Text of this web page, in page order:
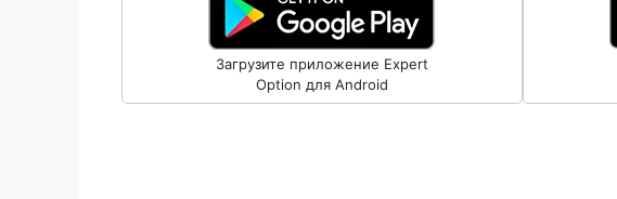
Загрузите приложение Expert
Option для Android